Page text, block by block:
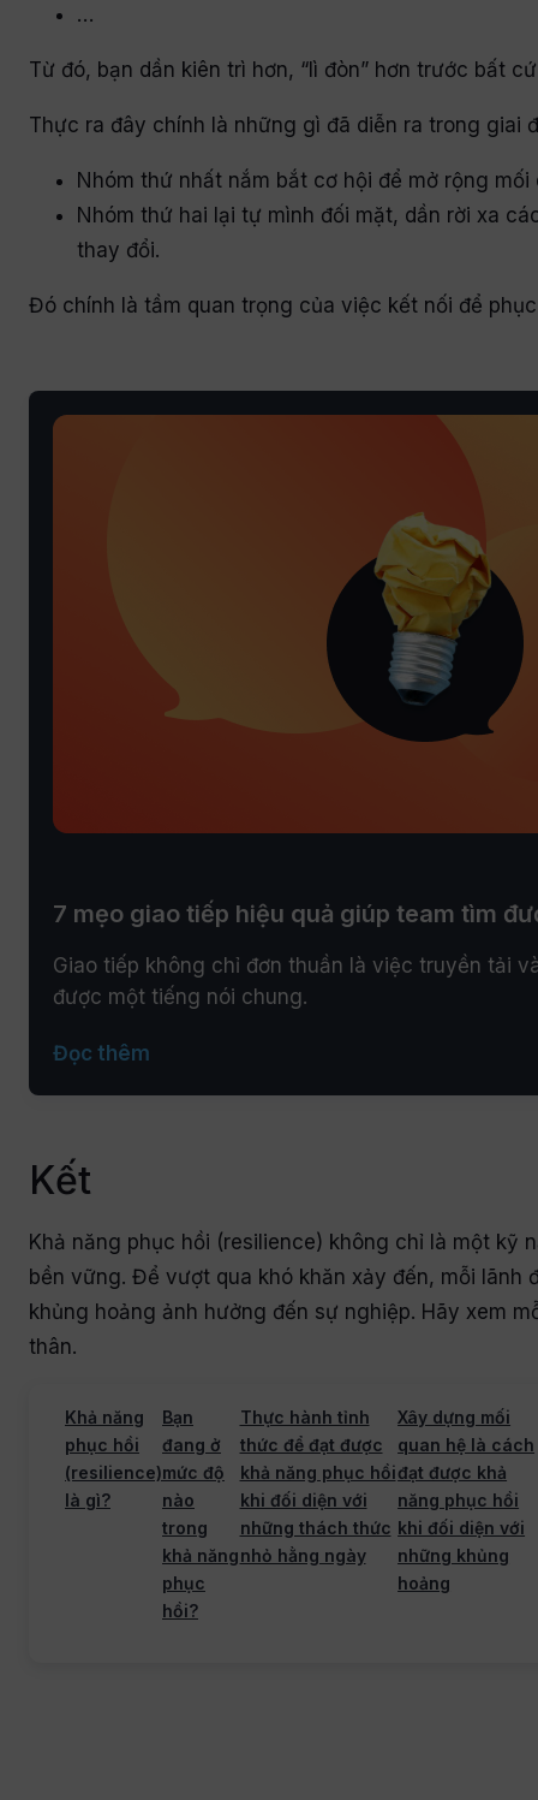
…
Từ đó, bạn dần kiên trì hơn, “lì đòn” hơn trước bất
Thực ra đây chính là những gì đã diễn ra trong giai
Nhóm thứ nhất nắm bắt cơ hội để mở rộng
Nhóm thứ hai lại tự mình đối mặt, dần rời xa
thay đổi.
Đó chính là tầm quan trọng của việc kết nối để
7 mẹo giao tiếp hiệu quả giúp team tìm
Giao tiếp không chỉ đơn thuần là việc truyền tải
được một tiếng nói chung.
Đọc thêm
Kết
Khả năng phục hồi (resilience) không chỉ là một
bền vững. Để vượt qua khó khăn xảy đến, mỗi
khủng hoảng ảnh hưởng đến sự nghiệp. Hãy xem
thân.
Khả năng
phục hồi
(resilience)
là gì?
Bạn
đang ở
mức độ
nào
trong
khả năng
phục
hồi?
Thực hành tỉnh
thức để đạt được
khả năng phục hồi
khi đối diện với
những thách thức
nhỏ hằng ngày
Xây dựng mối
quan hệ là cách
đạt được khả
năng phục hồi
khi đối diện với
những khủng
hoảng